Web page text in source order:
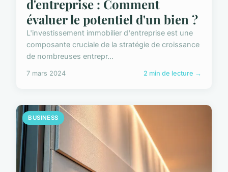
d'entreprise : Comment
évaluer le potentiel d'un bien ?
L'investissement immobilier d'entreprise est une
composante cruciale de la stratégie de croissance
de nombreuses entrepr...
7 mars 2024 2 min de lecture →
BUSINESS